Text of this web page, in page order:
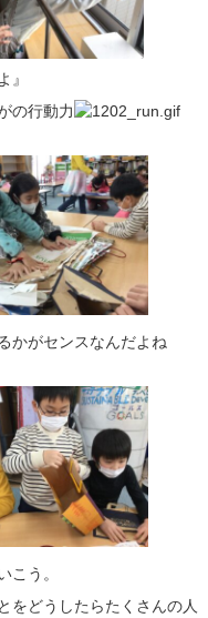
』
の行動力
かがセンスなんだよね
こう。
をどうしたらたくさんの人